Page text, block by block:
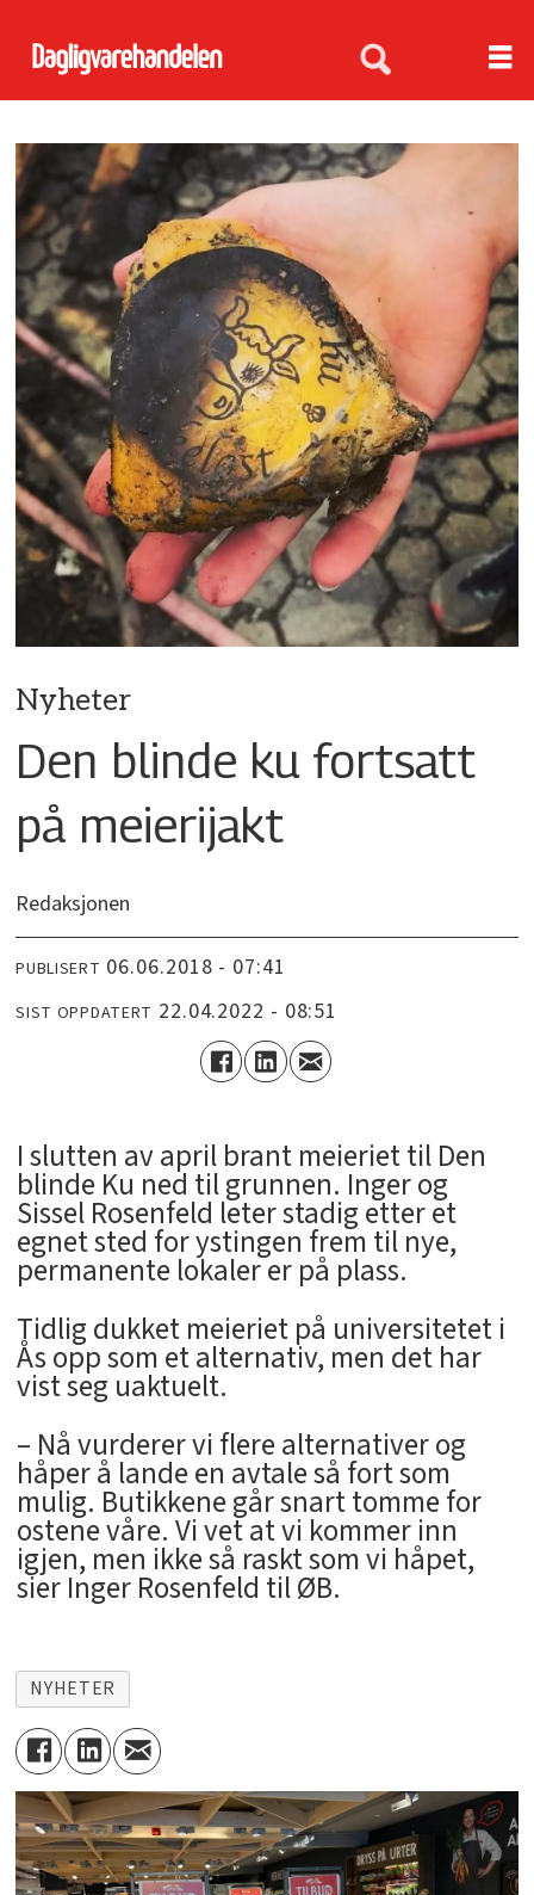
Nyheter
Den blinde ku fortsatt
på meierijakt
Redaksjonen
PUBLISERT 06.06.2018 - 07:41
SIST OPPDATERT 22.04.2022 - 08:51
I slutten av april brant meieriet til Den
blinde Ku ned til grunnen. Inger og
Sissel Rosenfeld leter stadig etter et
egnet sted for ystingen frem til nye,
permanente lokaler er på plass.
Tidlig dukket meieriet på universitetet i
Ås opp som et alternativ, men det har
vist seg uaktuelt.
– Nå vurderer vi flere alternativer og
håper å lande en avtale så fort som
mulig. Butikkene går snart tomme for
ostene våre. Vi vet at vi kommer inn
igjen, men ikke så raskt som vi håpet,
sier Inger Rosenfeld til ØB.
NYHETER